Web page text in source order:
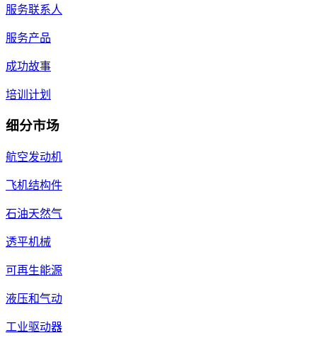
服务联系人
服务产品
成功故事
培训计划
细分市场
航空发动机
飞机结构件
石油天然气
透平机械
可再生能源
液压和气动
工业驱动器